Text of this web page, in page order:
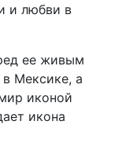
и любви в
ее живым
в Мексике, а
иконой
икона